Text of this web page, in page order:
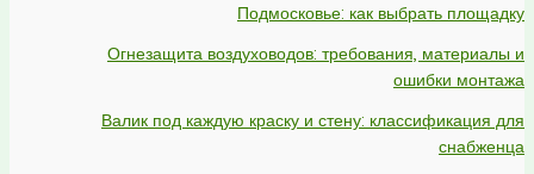
Подмосковье: как выбрать площадку
Огнезащита воздуховодов: требования, материалы и
ошибки монтажа
Валик под каждую краску и стену: классификация для
снабженца